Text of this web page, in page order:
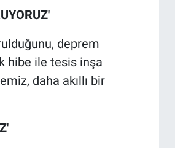
deprem
hibe ile tesis inşa
daha akıllı bir